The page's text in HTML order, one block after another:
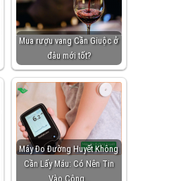
Mua rượu vang Cần Giuộc ở
đâu mới tốt?
Máy Đo Đường Huyết Không
Cần Lấy Máu: Có Nên Tin
Vào Công…